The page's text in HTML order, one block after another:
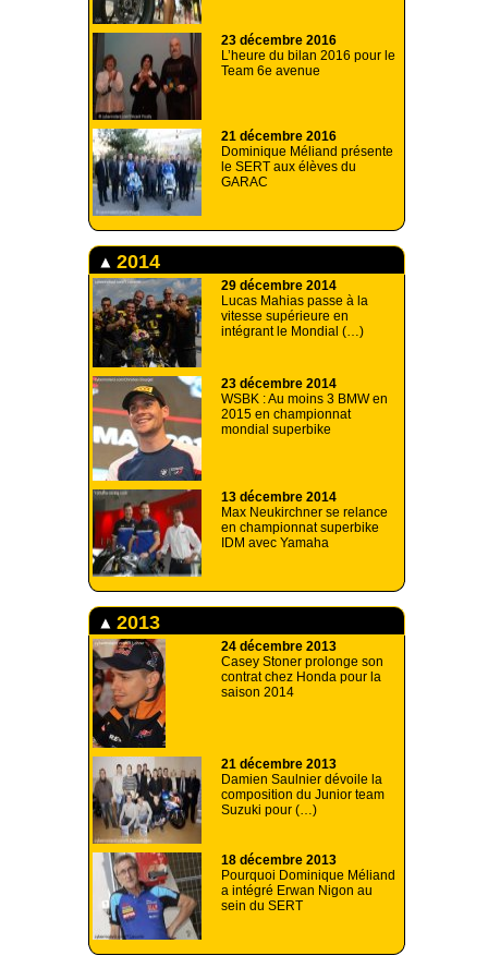
23 décembre 2016
L’heure du bilan 2016 pour le
Team 6e avenue
21 décembre 2016
Dominique Méliand présente
le SERT aux élèves du
GARAC
2014
29 décembre 2014
Lucas Mahias passe à la
vitesse supérieure en
intégrant le Mondial (…)
23 décembre 2014
WSBK : Au moins 3 BMW en
2015 en championnat
mondial superbike
13 décembre 2014
Max Neukirchner se relance
en championnat superbike
IDM avec Yamaha
2013
24 décembre 2013
Casey Stoner prolonge son
contrat chez Honda pour la
saison 2014
21 décembre 2013
Damien Saulnier dévoile la
composition du Junior team
Suzuki pour (…)
18 décembre 2013
Pourquoi Dominique Méliand
a intégré Erwan Nigon au
sein du SERT